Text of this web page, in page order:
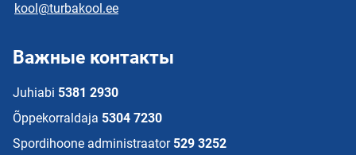
kool@turbakool.ee
Важные контакты
Juhiabi 5381 2930
Õppekorraldaja 5304 7230
Spordihoone administraator 529 3252